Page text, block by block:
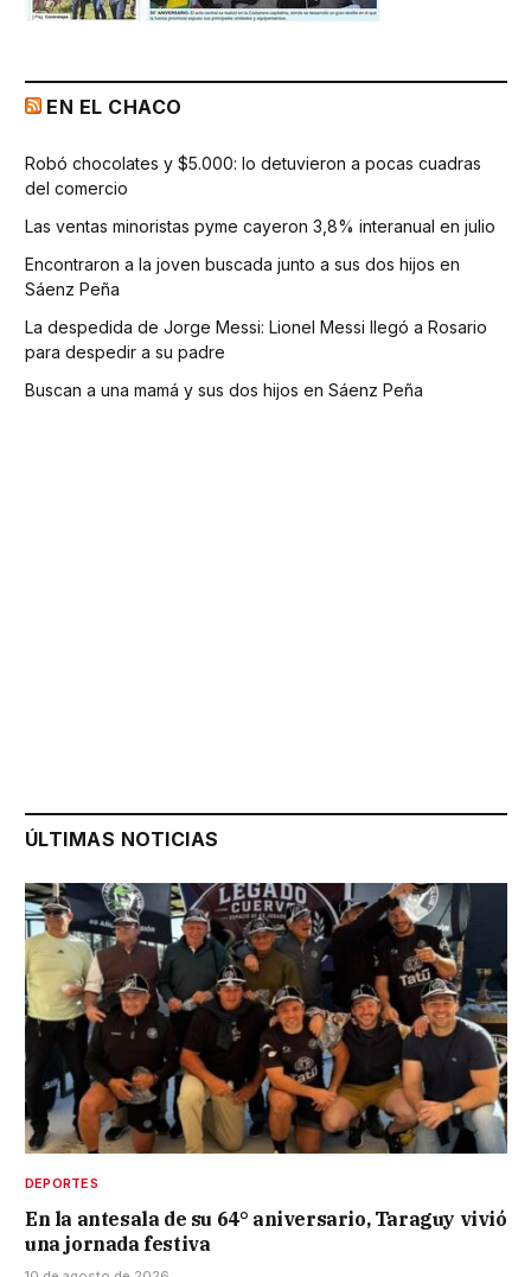
EN EL CHACO
Robó chocolates y $5.000: lo detuvieron a pocas cuadras
del comercio
Las ventas minoristas pyme cayeron 3,8% interanual en julio
Encontraron a la joven buscada junto a sus dos hijos en
Sáenz Peña
La despedida de Jorge Messi: Lionel Messi llegó a Rosario
para despedir a su padre
Buscan a una mamá y sus dos hijos en Sáenz Peña
ÚLTIMAS NOTICIAS
DEPORTES
En la antesala de su 64° aniversario, Taraguy vivió
una jornada festiva